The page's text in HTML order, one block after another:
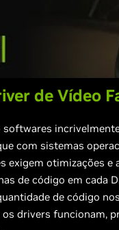
de Vídeo
softwares
com sistemas
exigem otimizações
de código em cada
de código
drivers funcionam,